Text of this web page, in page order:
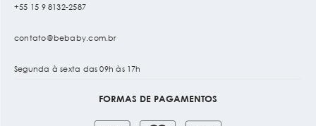
+55 15 9 8132-2587
contato@bebaby.com.br
Segunda à sexta das 09h às 17h
FORMAS DE PAGAMENTOS